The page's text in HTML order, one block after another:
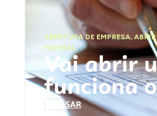
ABERTURA DE EMPRESA,
FEDERAL
Vai abrir
funciona
ACESSAR